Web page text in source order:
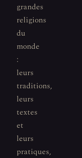
grandes
religions
du
monde
:
leurs
traditions,
leurs
textes
et
leurs
pratiques,